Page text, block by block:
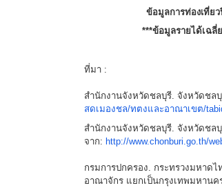
ข้อมูลการท่องเที่ย
***ข้อมูลรายได้เฉลี่ยต่อค
ที่มา :
สำนักงานจังหวัดชลบุรี. จังหวัดชล
สดเมองชล/ทตงและอาณาเขต/
สำนักงานจังหวัดชลบุรี. จังหวัดชล
จาก: http://www.chonburi.go.th/
กรมการปกครอง. กระทรวงมหาด
อาณาจักร แยกเป็นกรุงเทพมหาน